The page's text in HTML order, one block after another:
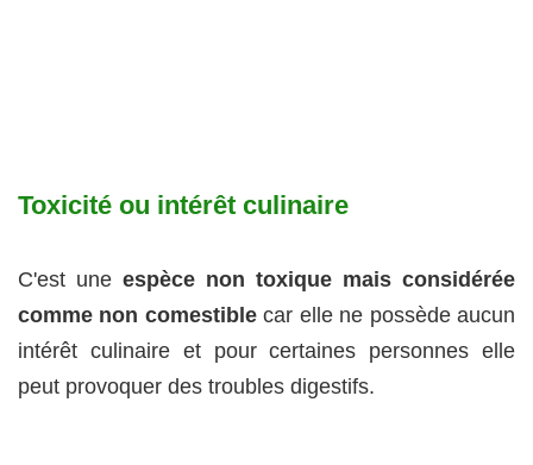
Toxicité ou intérêt culinaire
C'est une espèce non toxique mais considérée
comme non comestiblecar elle ne possède aucun
intérêt culinaire et pour certaines personnes elle
peut provoquer des troubles digestifs.